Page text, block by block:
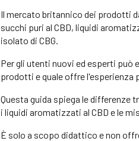
Il mercato britannico dei prodotti
succhi puri al CBD, liquidi
isolato di CBG.
Per gli utenti nuovi ed esperti
prodotti e quale offre l'esperienza
Questa guida spiega le differenze
i liquidi aromatizzati al CBD e le
È solo a scopo didattico e non